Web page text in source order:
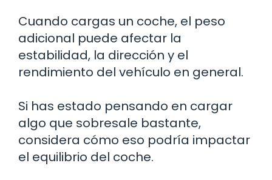
Cuando cargas un coche, el peso
adicional puede afectar la
estabilidad, la dirección y el
rendimiento del vehículo en general.
Si has estado pensando en cargar
algo que sobresale bastante,
considera cómo eso podría impactar
el equilibrio del coche.